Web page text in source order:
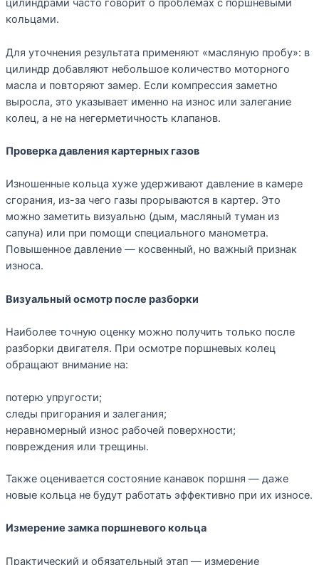
цилиндрами часто говорит о проблемах с поршневыми
кольцами.
Для уточнения результата применяют «масляную пробу»: в
цилиндр добавляют небольшое количество моторного
масла и повторяют замер. Если компрессия заметно
выросла, это указывает именно на износ или залегание
колец, а не на негерметичность клапанов.
Проверка давления картерных газов
Изношенные кольца хуже удерживают давление в камере
сгорания, из-за чего газы прорываются в картер. Это
можно заметить визуально (дым, масляный туман из
сапуна) или при помощи специального манометра.
Повышенное давление — косвенный, но важный признак
износа.
Визуальный осмотр после разборки
Наиболее точную оценку можно получить только после
разборки двигателя. При осмотре поршневых колец
обращают внимание на:
потерю упругости;
следы пригорания и залегания;
неравномерный износ рабочей поверхности;
повреждения или трещины.
Также оценивается состояние канавок поршня — даже
новые кольца не будут работать эффективно при их износе.
Измерение замка поршневого кольца
Практический и обязательный этап — измерение